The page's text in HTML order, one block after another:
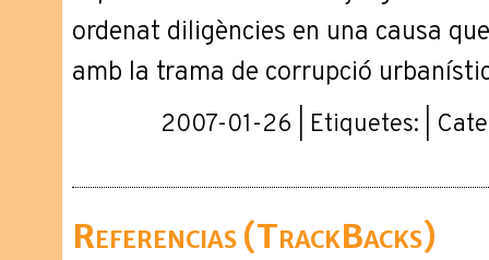
ordenat diligències en una causa
amb la trama de corrupció
2007-01-26 | Etiquetes: |
Referencias (TrackBacks)